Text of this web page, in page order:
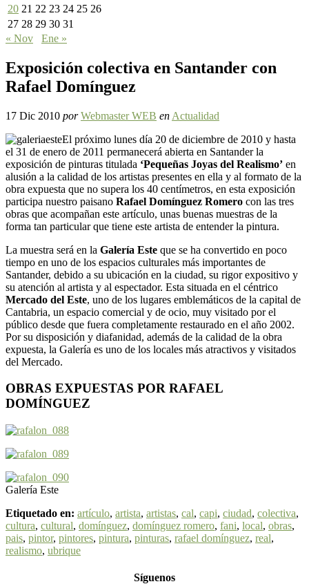
20 21 22 23 24 25 26
27 28 29 30 31
« Nov
Ene »
Exposición colectiva en Santander con
Rafael Domínguez
17 Dic 2010 por Webmaster WEB en Actualidad
El próximo lunes día 20 de diciembre de 2010 y hasta
el 31 de enero de 2011 permanecerá abierta en Santander la
exposición de pinturas titulada ‘Pequeñas Joyas del Realismo’ en
alusión a la calidad de los artistas presentes en ella y al formato de la
obra expuesta que no supera los 40 centímetros, en esta exposición
participa nuestro paisano Rafael Domínguez Romero con las tres
obras que acompañan este artículo, unas buenas muestras de la
forma tan particular que tiene este artista de entender la pintura.
La muestra será en la Galería Este que se ha convertido en poco
tiempo en uno de los espacios culturales más importantes de
Santander, debido a su ubicación en la ciudad, su rigor expositivo y
su atención al artista y al espectador. Esta situada en el céntrico
Mercado del Este, uno de los lugares emblemáticos de la capital de
Cantabria, un espacio comercial y de ocio, muy visitado por el
público desde que fuera completamente restaurado en el año 2002.
Por su disposición y diafanidad, además de la calidad de la obra
expuesta, la Galería es uno de los locales más atractivos y visitados
del Mercado.
OBRAS EXPUESTAS POR RAFAEL
DOMÍNGUEZ
Galería Este
Etiquetado en: artículo, artista, artistas, cal, capi, ciudad, colectiva,
cultura, cultural, domínguez, domínguez romero, fani, local, obras,
pais, pintor, pintores, pintura, pinturas, rafael domínguez, real,
realismo, ubrique
Síguenos